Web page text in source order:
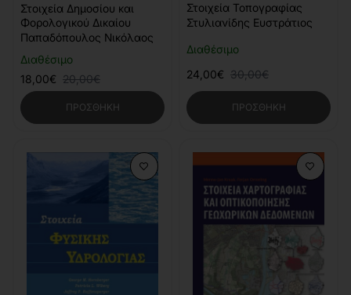
Διαθέσιμο
Στοιχεία Δημοσίου και
Φορολογικού Δικαίου
Παπαδόπουλος Νικόλαος
18,00€ 20,00€
ΠΡΟΣΘΉΚΗ
Διαθέσιμο
Στοιχεία Τοπογραφίας
Στυλιανίδης Ευστράτιος
24,00€ 30,00€
ΠΡΟΣΘΉΚΗ